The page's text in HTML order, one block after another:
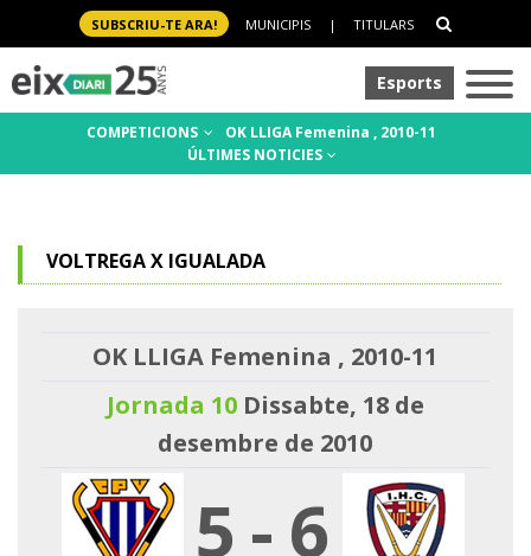
SUBSCRIU-TE ARA! MUNICIPIS | TITULARS
Esports
COMPETICIONS
OK LLIGA Femenina , 2010-11
ÚLTIMES NOTICIES
VOLTREGA X IGUALADA
OK LLIGA Femenina , 2010-11
Jornada 10Dissabte, 18 de
desembre de 2010
5 - 6